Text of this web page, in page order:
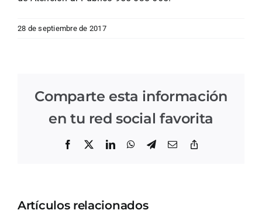
28 de septiembre de 2017
Comparte esta información
en tu red social favorita
Facebook LinkedInWhatsApp
Telegram
Correo
Artículos relacionados